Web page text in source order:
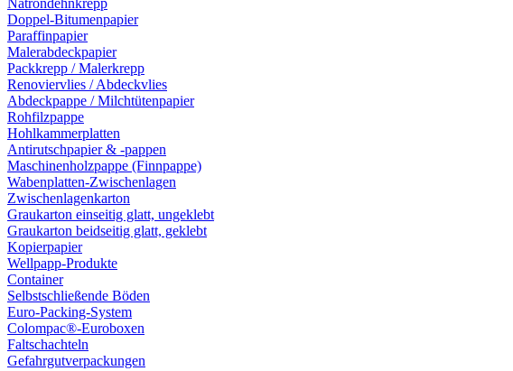
Natrondehnkrepp
Doppel-Bitumenpapier
Paraffinpapier
Malerabdeckpapier
Packkrepp / Malerkrepp
Renoviervlies / Abdeckvlies
Abdeckpappe / Milchtütenpapier
Rohfilzpappe
Hohlkammerplatten
Antirutschpapier & -pappen
Maschinenholzpappe (Finnpappe)
Wabenplatten-Zwischenlagen
Zwischenlagenkarton
Graukarton einseitig glatt, ungeklebt
Graukarton beidseitig glatt, geklebt
Kopierpapier
Wellpapp-Produkte
Container
Selbstschließende Böden
Euro-Packing-System
Colompac®-Euroboxen
Faltschachteln
Gefahrgutverpackungen